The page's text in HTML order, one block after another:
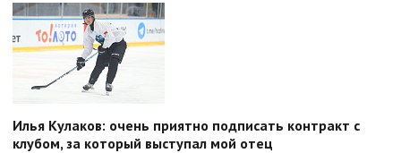
Илья Кулаков: очень приятно подписать контракт с
клубом, за который выступал мой отец